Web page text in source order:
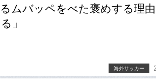
ムバッペをべた褒めする理由
」
海外サッカー